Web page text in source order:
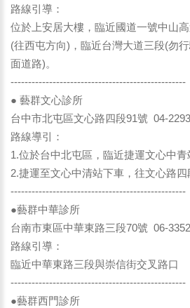
路線引導：
位於上安居大樓，臨近國道一號中山
(往西屯方向)，臨近台灣大道三段(勿
面道路)。
--------------------------------------------------
● 藝群文心診所
台中市北屯區文心路四段91號 04-
路線導引：
1.位於台中北屯區，臨近捷運文心中青
2.捷運至文心中清站下車，往文心路四
--------------------------------------------------
●藝群中華診所
台南市東區中華東路三段70號 06-
路線引導：
臨近中華東路三段與崇信街交叉路口
--------------------------------------------------
●藝群西門診所